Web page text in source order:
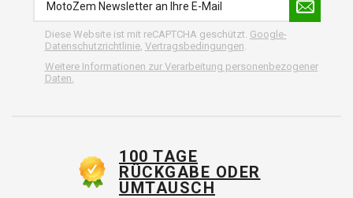
Diese Website ist mit reCAPTCHA geschützt. Google-
Datenschutzrichtlinie, Vertragsbedingungen
Weitere Informationen zur Verarbeitung personenbezogener
Daten.
100 TAGE
RÜCKGABE ODER
UMTAUSCH